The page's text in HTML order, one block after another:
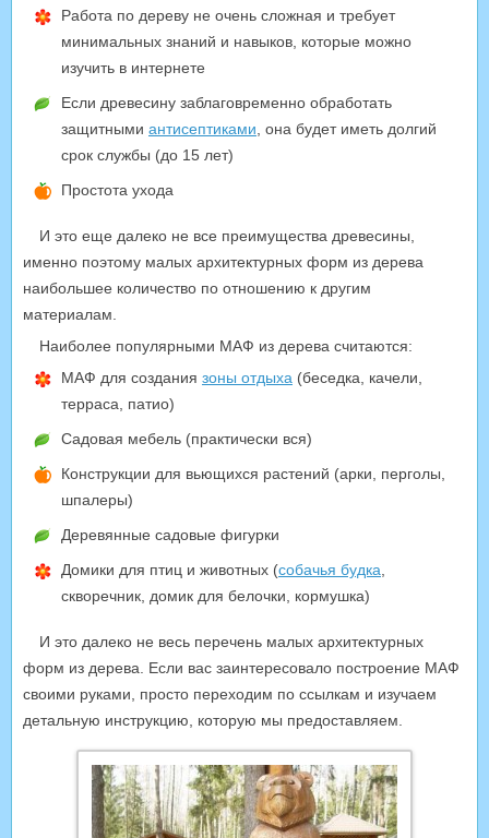
Работа по дереву не очень сложная и требует
минимальных знаний и навыков, которые можно
изучить в интернете
Если древесину заблаговременно обработать
защитными антисептиками , она будет иметь долгий
срок службы (до 15 лет)
Простота ухода
И это еще далеко не все преимущества древесины,
именно поэтому малых архитектурных форм из дерева
наибольшее количество по отношению к другим
материалам.
Наиболее популярными МАФ из дерева считаются:
МАФ для создания зоны отдыха (беседка, качели,
терраса, патио)
Садовая мебель (практически вся)
Конструкции для вьющихся растений (арки, перголы,
шпалеры)
Деревянные садовые фигурки
Домики для птиц и животных (собачья будка
скворечник, домик для белочки, кормушка)
И это далеко не весь перечень малых архитектурных
форм из дерева. Если вас заинтересовало построение МАФ
своими руками, просто переходим по ссылкам и изучаем
детальную инструкцию, которую мы предоставляем.